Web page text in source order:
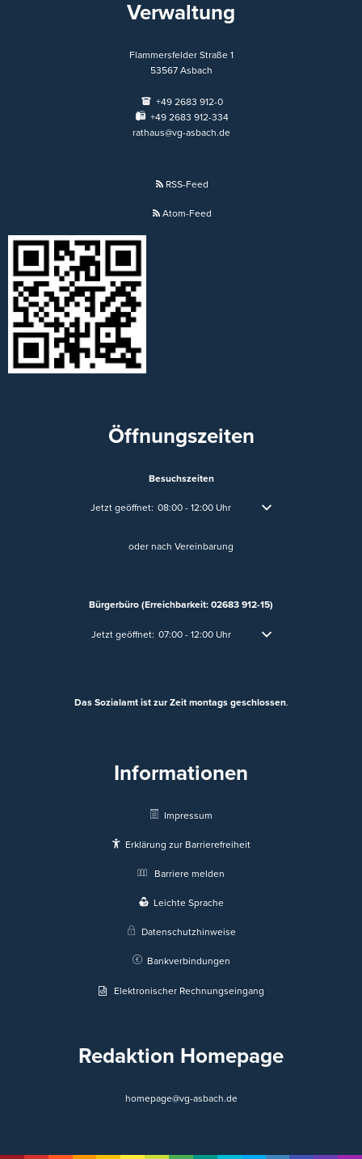
Verwaltung
Flammersfelder Straße 1
53567 Asbach
+49 2683 912-0
+49 2683 912-334
rathaus@vg-asbach.de
RSS-Feed
Atom-Feed
Öffnungszeiten
Besuchszeiten
Klicken, um weitere Öffnungs- oder Schließzeiten
Jetzt geöffnet: 08:00 - 12:00 Uhr Von 08:00 bis 12:00 Uhr
oder nach Vereinbarung
Bürgerbüro (Erreichbarkeit: 02683 912-15)
Klicken, um weitere Öffnungs- oder Schließzeiten
Jetzt geöffnet: 07:00- 12:00Uhr Von 07:00 bis 12:00 Uhr
Das Sozialamt ist zur Zeit montags geschlossen.
Informationen
Impressum
Erklärung zur Barrierefreiheit
Barriere melden
Leichte Sprache
Datenschutzhinweise
Bankverbindungen
Elektronischer Rechnungseingang
Redaktion Homepage
homepage@vg-asbach.de